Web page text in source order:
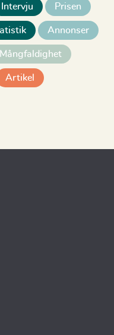
Intervju Prisen
Annonser
Mångfaldighet
Artikel